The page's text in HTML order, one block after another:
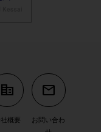
corporate_fare
概要
mail
お問い合わ